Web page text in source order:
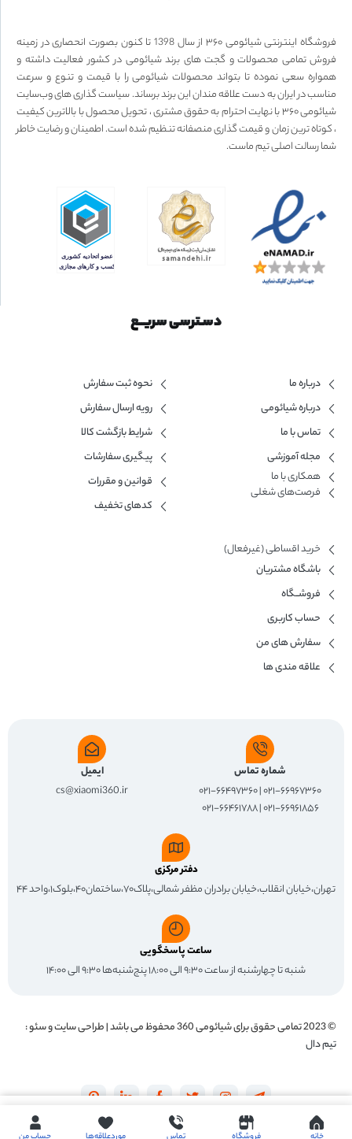
فروشگاه اینترنتی شیائومی ۳۶۰ از سال 1398 تا کنون بصورت انحصاری در زمینه
فروش تمامی محصولات و گجت های برند شیائومی در کشور فعالیت داشته و
همواره سعی نموده تا بتواند محصولات شیائومی را با قیمت و تنوع و سرعت
مناسب در ایران به دست علاقه مندان این برند برساند. سیاست گذاری های وب‌سایت
شیائومی ۳۶۰ با نهایت احترام به حقوق مشتری ، تحویل محصول با بالاترین کیفیت
، کوتاه ترین زمان و قیمت گذاری منصفانه تنظیم شده است. اطمینان و رضایت خاطر
شما رسالت اصلی تیم ماست.
دسـترسی سریــع
درباره ما
درباره شیائومی
تماس با ما
مجله آموزشی
همکاری با ما​
فرصت‌های شغلی
نحوه ثبت سفارش
رویه ارسال سفارش
شرایط بازگشت کالا
پیگیری سفارشات
قوانین و مقررات
کدهای تخفیف
خرید اقساطی (غیرفعال)
باشگاه مشتریان
فروشــگاه
حساب کاربری
سفارش های من
علاقه مندی ها
شماره تماس
۰۲۱-۶۶۹۶۷۳۶۰ | ۰۲۱-۶۶۴۹۷۳۶۰
۰۲۱-۶۶۹۶۱۸۵۶ | ۰۲۱-۶۶۴۶۱۷۸۸
ایمیل
cs@xiaomi360.ir
دفتر مرکزی
تهران،خیابان انقلاب،خیابان برادران مظفر شمالی،پلاک۷۰،ساختمان۴۰،بلوک۱،واحد ۴۴
ساعت پاسخگویی
شنبه تا چهارشنبه از ساعت ۹:۳۰ الی ۱۸:۰۰ پنج‌شنبه‌ها ۹:۳۰ الی ۱۴:۰۰
© 2023 تمامی حقوق برای شیائومی 360
محفوظ می باشد | طراحی سایت و سئو :
تیم دال
Buy now